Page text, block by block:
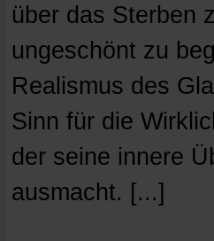
über das Sterben
ungeschönt zu
Realismus des
Sinn für die
der seine innere
ausmacht. [...]